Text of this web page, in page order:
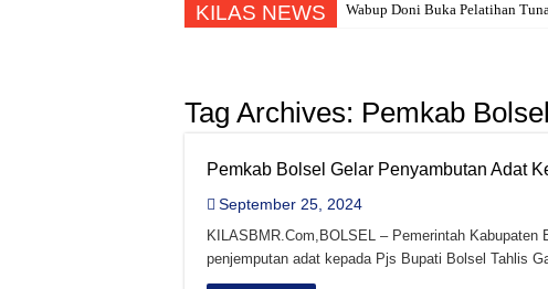
KILAS NEWS Wabup Doni Buka Pelatihan
Bolsel Lahirkan Asesor Baru,
Jadi Sumber Penghidupan,
Tag Archives: Pemkab Bolsel
Pemkab Bolsel Gelar Penyambutan Adat
September 25, 2024
KILASBMR.Com,BOLSEL – Pemerintah Kabupaten
penjemputan adat kepada Pjs Bupati Bolsel Tahlis